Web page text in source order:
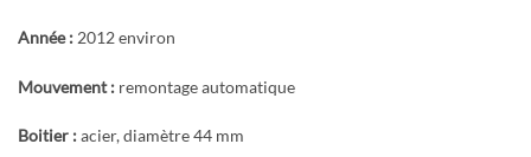
Année : 2012 environ
Mouvement : remontage automatique
Boitier :acier, diamètre 44 mm